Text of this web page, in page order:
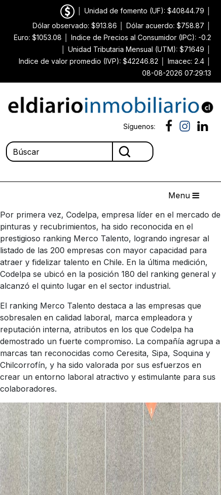
Unidad de fomento (UF): $40844.79
Dólar observado: $913.86
Dólar acuerdo: $758.87
Euro: $1053.08
Indice de Precios al Consumidor (IPC): -0.2
Unidad Tributaria Mensual (UTM): $71649
Indice de valor promedio (IVP): $42246.82
Imacec: 2.4
08-08-2026 07:29:13
Síguenos:
Menu
Por primera vez, Codelpa, empresa líder en el mercado de
pinturas y recubrimientos, ha sido reconocida en el
prestigioso ranking Merco Talento, logrando ingresar al
listado de las 200 empresas con mayor capacidad para
atraer y fidelizar talento en Chile. En la última medición,
Codelpa se ubicó en la posición 180 del ranking general y
alcanzó el quinto lugar en el sector industrial.
El ranking Merco Talento destaca a las empresas que
sobresalen en calidad laboral, marca empleadora y
reputación interna, atributos en los que Codelpa ha
demostrado un fuerte compromiso. La compañía agrupa a
marcas tan reconocidas como Ceresita, Sipa, Soquina y
Chilcorrofín, y ha sido valorada por sus esfuerzos en
crear un entorno laboral atractivo y estimulante para sus
colaboradores.